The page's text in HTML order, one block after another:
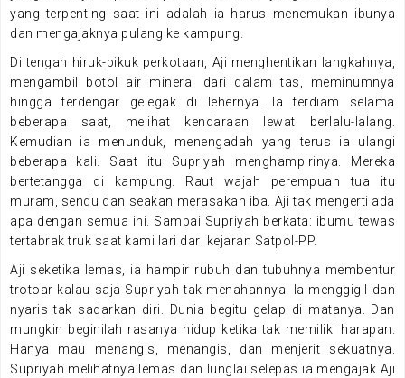
yang terpenting saat ini adalah ia harus menemukan ibunya
dan mengajaknya pulang ke kampung.
Di tengah hiruk-pikuk perkotaan, Aji menghentikan langkahnya,
mengambil botol air mineral dari dalam tas, meminumnya
hingga terdengar gelegak di lehernya. Ia terdiam selama
beberapa saat, melihat kendaraan lewat berlalu-lalang.
Kemudian ia menunduk, menengadah yang terus ia ulangi
beberapa kali. Saat itu Supriyah menghampirinya. Mereka
bertetangga di kampung. Raut wajah perempuan tua itu
muram, sendu dan seakan merasakan iba. Aji tak mengerti ada
apa dengan semua ini. Sampai Supriyah berkata: ibumu tewas
tertabrak truk saat kami lari dari kejaran Satpol-PP.
Aji seketika lemas, ia hampir rubuh dan tubuhnya membentur
trotoar kalau saja Supriyah tak menahannya. Ia menggigil dan
nyaris tak sadarkan diri. Dunia begitu gelap di matanya. Dan
mungkin beginilah rasanya hidup ketika tak memiliki harapan.
Hanya mau menangis, menangis, dan menjerit sekuatnya.
Supriyah melihatnya lemas dan lunglai selepas ia mengajak Aji